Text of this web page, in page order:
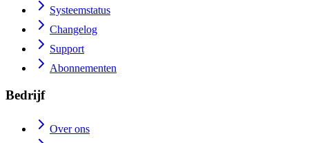
Systeemstatus
Changelog
Support
Abonnementen
Bedrijf
Over ons